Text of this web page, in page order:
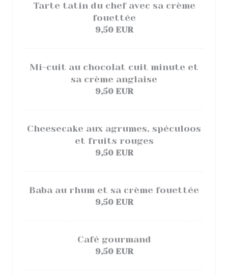
Tarte tatin du chef avec sa crème
fouettée
9,50 EUR
Mi-cuit au chocolat cuit minute et
sa crème anglaise
9,50 EUR
Cheesecake aux agrumes, spéculoos
et fruits rouges
9,50 EUR
Baba au rhum et sa crème fouettée
9,50 EUR
Café gourmand
9,50 EUR